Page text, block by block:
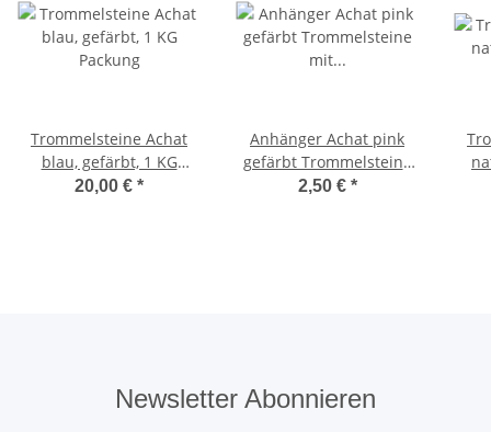
Trommelsteine Achat
blau, gefärbt, 1 KG
Packung
20,00 € *
Anhänger Achat pink
gefärbt Trommelsteine
mit Stiftöse
2,50 € *
Newsletter Abonnieren